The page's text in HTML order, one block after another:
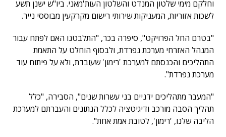
וחלקם מימי שלטון המנדט והשלטון העות'מאני. ביו"ש ישנן תשע
לשכות אזוריות, המעניקות שירותי רישום מקרקעין מבוססי נייר.
"בטרם החל הפרויקט", סיפרה בכר, "התלבטנו האם לפתח עבור
המנהל האזרחי מערכת נפרדת, ולבסוף הוחלט על התאמת
התהליכים והכנסתם למערכת 'רימון' שעובדת, ולא על פיתוח עוד
מערכת נפרדת".
"המעבר מתהליכים ידניים בני עשרות שנים", הסבירה, "כלל
תהליך הסבה מורכב ודיגיטציה לכלל הנתונים והעברתם למערכת
הליבה שלנו, 'רימון', לטובת אמת אחת".